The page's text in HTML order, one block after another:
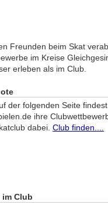
Freunden beim Skat
im Kreise
erleben als im Club.
der folgenden Seite
ihre
dabei. Club finden....
im Club